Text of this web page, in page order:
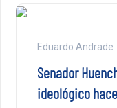
Eduardo Andrade
Senador
ideológico